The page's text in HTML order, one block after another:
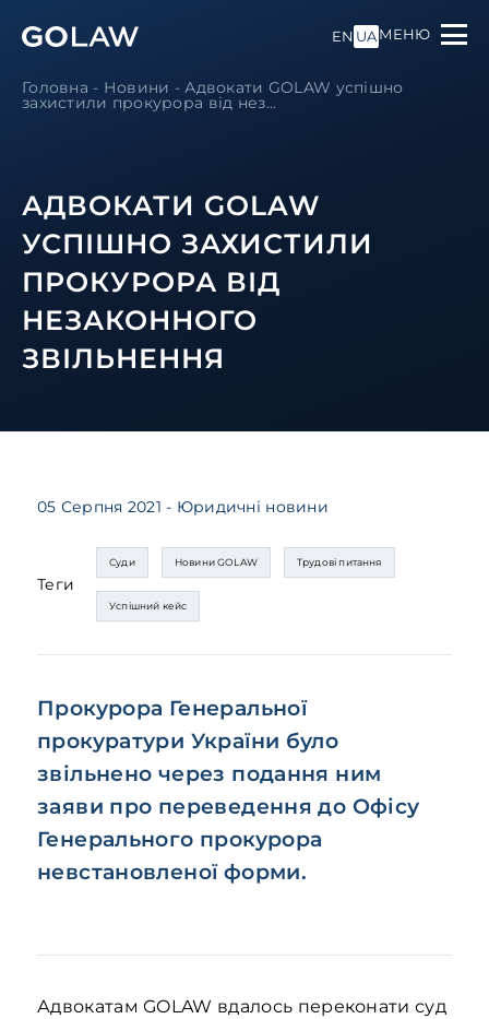
EN UAМЕНЮ
Головна - Новини -Адвокати GOLAW успішно
захистили прокурора від нез...
АДВОКАТИ GOLAW
УСПІШНО ЗАХИСТИЛИ
ПРОКУРОРА ВІД
НЕЗАКОННОГО
ЗВІЛЬНЕННЯ
05 Серпня 2021 - Юридичні новини
Теги
Суди Новини GOLAW Трудові питання
Успішний кейс
Прокурора Генеральної
прокуратури України було
звільнено через подання ним
заяви про переведення до Офісу
Генерального прокурора
невстановленої форми.
Адвокатам GOLAW вдалось переконати суд